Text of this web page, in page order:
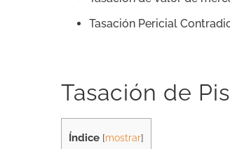
Tasación Pericial
Tasación de
Índice [mostrar]